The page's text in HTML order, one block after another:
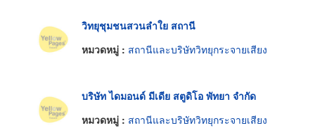
วิทยุชุมชนสวนลำใย สถานี
หมวดหมู่ : สถานีและบริษัทวิทยุกระจายเสียง
บริษัท ไดมอนด์ มีเดีย สตูดิโอ พัทยา จำกัด
หมวดหมู่ : สถานีและบริษัทวิทยุกระจายเสียง